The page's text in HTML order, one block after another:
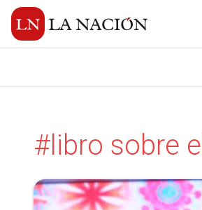
#libro sobre